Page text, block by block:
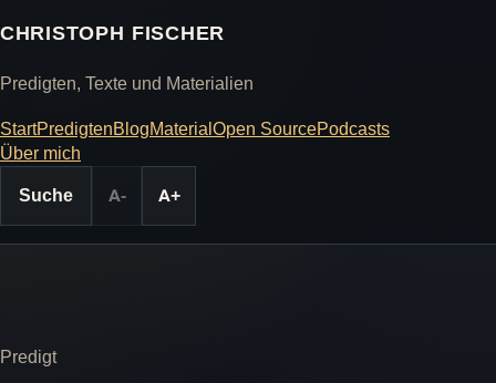
CHRISTOPH FISCHER
Predigten, Texte und Materialien
StartPredigtenBlogMaterialOpen SourcePodcasts
Über mich
Suche
A- A+
Predigt